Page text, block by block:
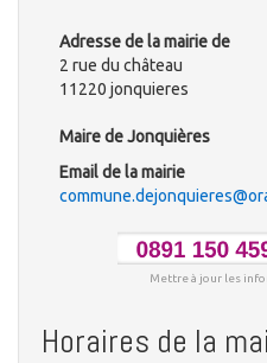
Adresse de la mairie de
2 rue du château
11220 jonquieres
Maire de Jonquières
Email de la mairie
Mettre à jour les
Horaires de la